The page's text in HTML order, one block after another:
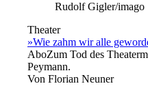
Rudolf Gigler/imago
Theater
»Wie zahm wir alle
AboZum Tod des
Peymann.
Von Florian Neuner